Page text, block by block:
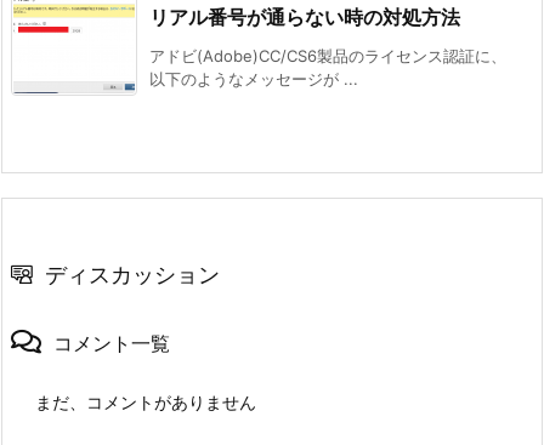
リアル番号が通らない時の対処方法
アドビ(Adobe)CC/CS6製品のライセンス認証に、
以下のようなメッセージが ...
ディスカッション
コメント一覧
まだ、コメントがありません